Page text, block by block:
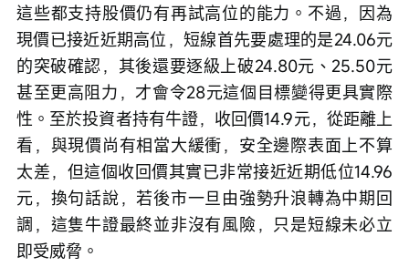
這些都支持股價仍有再試高位的能力。不過，因為
現價已接近近期高位，短線首先要處理的是24.06元
的突破確認，其後還要逐級上破24.80元、25.50元
甚至更高阻力，才會令28元這個目標變得更具實際
性。至於投資者持有牛證，收回價14.9元，從距離上
看，與現價尚有相當大緩衝，安全邊際表面上不算
太差，但這個收回價其實已非常接近近期低位14.96
元，換句話說，若後市一旦由強勢升浪轉為中期回
調，這隻牛證最終並非沒有風險，只是短線未必立
即受威脅。